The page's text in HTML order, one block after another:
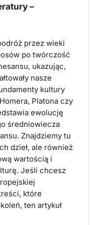
–
przez wieki
po twórczość
ukazując,
nasze
kultury
Platona czy
ewolucję
średniowiecza
Znajdziemy tu
dzieł, ale również
wartością i
Jeśli chcesz
które
ten artykuł